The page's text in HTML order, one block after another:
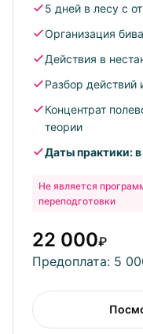
категорийный
5 дней в лесу с
Организация
Действия в
Разбор
Концентрат
теории
Даты практики:
Не является
переподготовки
22 000₽
Предоплата: 5